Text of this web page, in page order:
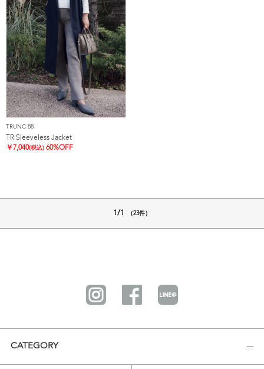
TRUNC 88
TR Sleeveless Jacket
￥ 7,040(税込) 60%OFF
1/1 （23件）
CATEGORY